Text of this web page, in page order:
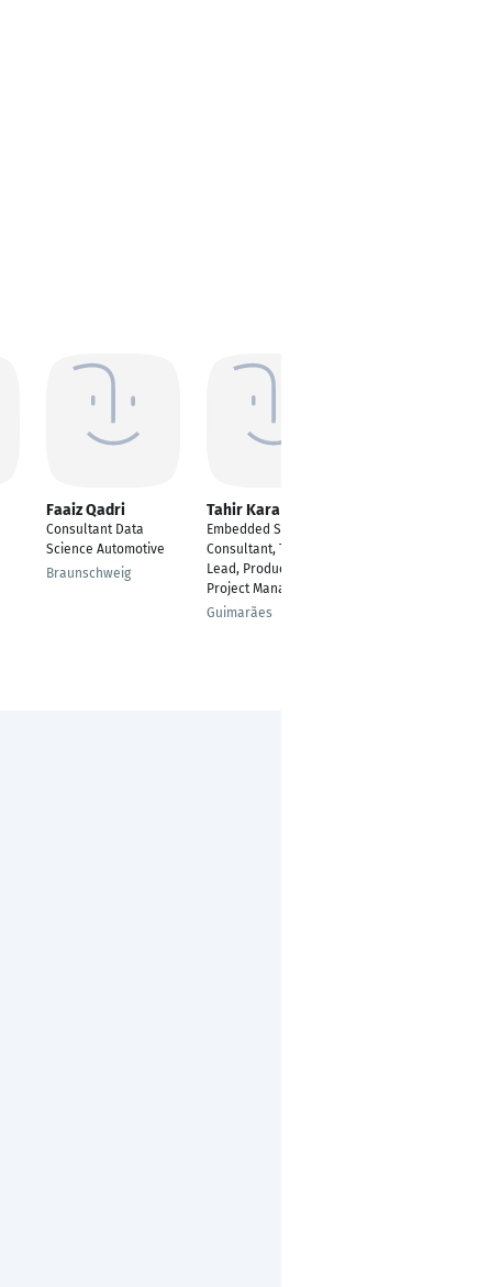
Faaiz Qadri
Consultant Data
Science Automotive
Braunschweig
Tahir Kara
Embedded Systems
Consultant, Technical
Lead, Product Owner,
Project Manager
Guimarães